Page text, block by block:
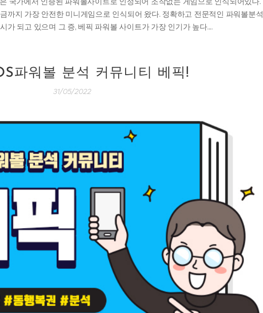
까지 가장 안전한 미니게임으로 인식되어 왔다. 정확하고 전문적인 파워볼분석
가 되고 있으며 그 증, 베픽 파워볼 사이트가 가장 인기가 높다....
파워볼 분석 커뮤니티 베픽!
31/05/2022